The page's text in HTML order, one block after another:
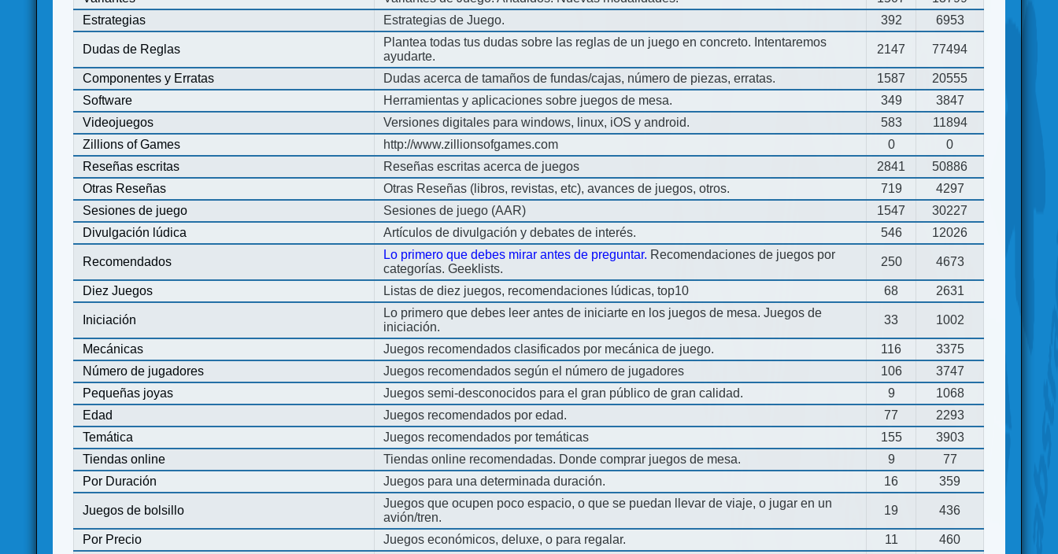
Estrategias
Estrategias de Juego. 392 6953
Dudas de Reglas
Plantea todas tus dudas sobre las reglas de un juego en concreto. Intentaremos
ayudarte.
2147 77494
Componentes y Erratas Dudas acerca de tamaños de fundas/cajas, número de piezas, erratas. 1587
20555
Software
Herramientas y aplicaciones sobre juegos de mesa. 349
3847
Videojuegos
Versiones digitales para windows, linux, iOS y android. 583
11894
Zillions of Games
http://www.zillionsofgames.com 0
0
Reseñas escritas
Reseñas escritas acerca de juegos 2841
50886
Otras Reseñas
Otras Reseñas (libros, revistas, etc), avances de juegos, otros. 719
4297
Sesiones de juego
Sesiones de juego (AAR) 1547
30227
Divulgación lúdica
Artículos de divulgación y debates de interés. 546 12026
Recomendados
Lo primero que debes mirar antes de preguntar. Recomendaciones de juegos por
categorías. Geeklists.
250 4673
Diez Juegos Listas de diez juegos, recomendaciones lúdicas, top10 68 2631
Iniciación
Lo primero que debes leer antes de iniciarte en los juegos de mesa. Juegos de
iniciación.
33 1002
Mecánicas Juegos recomendados clasificados por mecánica de juego. 116
3375
Número de jugadores
Juegos recomendados según el número de jugadores 106
3747
Pequeñas joyas
Juegos semi-desconocidos para el gran público de gran calidad. 9
1068
Edad
Juegos recomendados por edad. 77
2293
Temática
Juegos recomendados por temáticas 155
3903
Tiendas online
Tiendas online recomendadas. Donde comprar juegos de mesa. 9
77
Por Duración
Juegos para una determinada duración. 16 359
Juegos de bolsillo
Juegos que ocupen poco espacio, o que se puedan llevar de viaje, o jugar en un
avión/tren.
19 436
Por Precio Juegos económicos, deluxe, o para regalar. 11
460